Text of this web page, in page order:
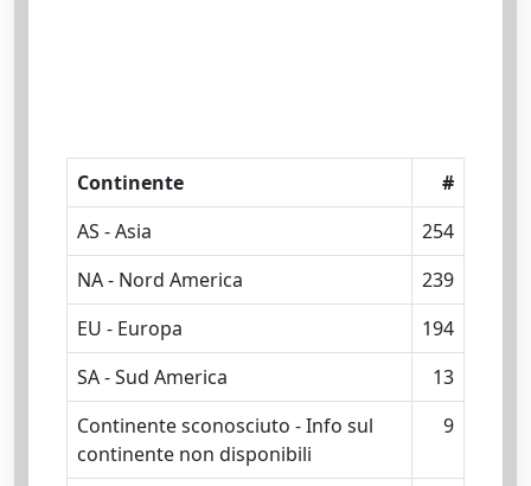
Continente
#
AS - Asia
254
NA - Nord America
239
EU - Europa
194
SA - Sud America
13
Continente sconosciuto - Info sul
continente non disponibili
9